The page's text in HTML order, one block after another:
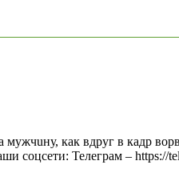
как вдруг в кадр
соцсети: Телеграм – https://